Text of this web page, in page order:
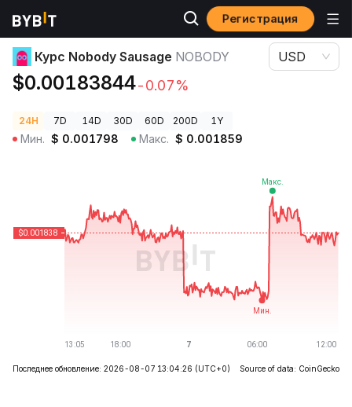
Регистрация
Цены криптовалют Курс Nobody Sausage NOBODY
Курс Nobody Sausage NOBODY
$0.00183844-0.07%
USD
24H 7D 14D 30D 60D 200D 1Y
Мин. $ 0.001798 Макс. $ 0.001859
Последнее обновление: 2026-08-07 13:04:26 (UTC+0) Source of data: CoinGecko